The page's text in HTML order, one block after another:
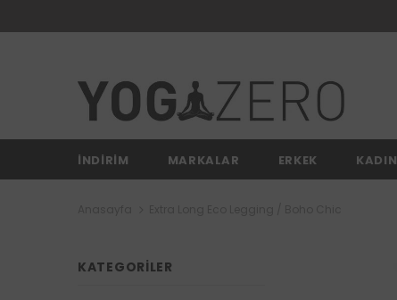
İNDİRİM MARKALAR ERKEK KADIN
KATEGORILER